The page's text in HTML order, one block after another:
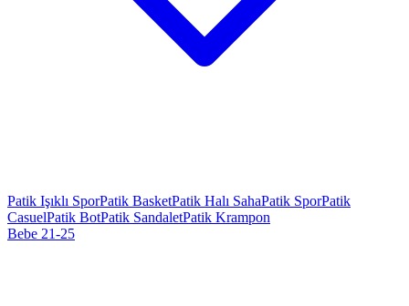
Patik Işıklı SporPatik BasketPatik Halı SahaPatik SporPatik
CasuelPatik BotPatik SandaletPatik Krampon
Bebe 21-25